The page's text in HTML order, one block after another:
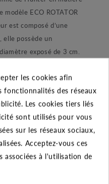
ECO ROTATOR
est composé d’une
elle possède un
exposé de 3 cm.
Raccordé par un
arroseur est simple
fonctionner sur la plage
bars.
une buse de type MP
les cookies afin
fonctionnalités des réseaux
Les cookies tiers liés
sont utilisés pour vous
sur les réseaux sociaux,
Acceptez-vous ces
associées à l'utilisation de